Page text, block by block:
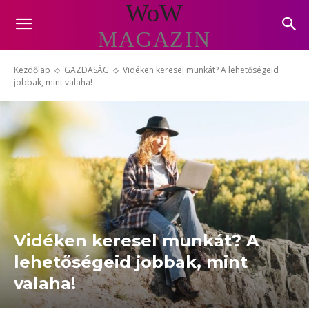
WoW
MAGAZIN
Kezdőlap GAZDASÁG
Vidéken keresel munkát? A lehetőségeid
jobbak, mint valaha!
Vidéken keresel munkát? A
lehetőségeid jobbak, mint
valaha!